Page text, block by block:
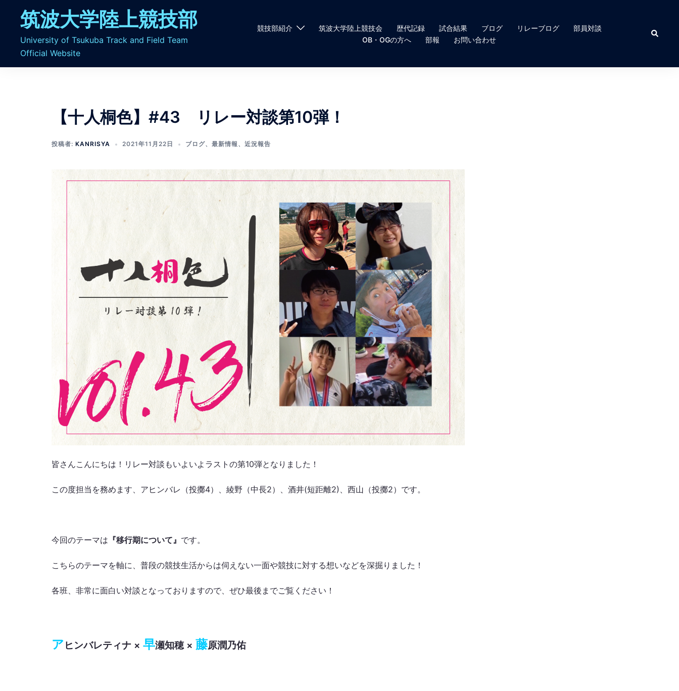
筑波大学陸上競技部
University of Tsukuba Track and Field Team
Official Website
競技部紹介 筑波大学陸上競技会 歴代記録 試合結果 ブログ リレーブログ
部員対談
OB・OGの方へ
部報 お問い合わせ
検
索
【十人桐色】#43 リレー対談第10弾！
投稿者: KANRISYA 2021年11月22日 ブログ、 最新情報 、 近況報告
皆さんこんにちは！リレー対談もいよいよラストの第10弾となりました！
この度担当を務めます、アヒンバレ（投擲4）、綾野（中長2）、酒井(短距離2)、西山（投擲2）です。
今回のテーマは 『移行期について』 です。
こちらのテーマを軸に、普段の競技生活からは伺えない一面や競技に対する想いなどを深掘りました！
各班、非常に面白い対談となっておりますので、ぜひ最後までご覧ください！
アヒンバレティナ × 早瀬知穂 × 藤原潤乃佑